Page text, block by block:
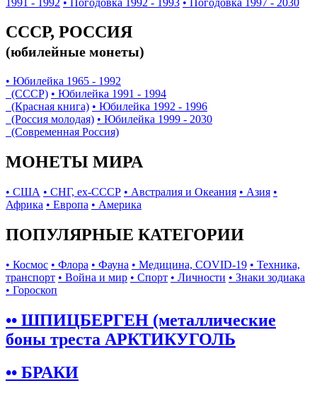
СССР, РОССИЯ
(юбилейные монеты)
• Юбилейка 1965 - 1992
(СССР) • Юбилейка 1991 - 1994
(Красная книга) • Юбилейка 1992 - 1996
(Россия молодая) • Юбилейка 1999 - 2030
(Современная Россия)
МОНЕТЫ МИРА
• США • СНГ, ex-СССР • Австралия и Океания • Азия •
Африка • Европа • Америка
ПОПУЛЯРНЫЕ КАТЕГОРИИ
• Космос • Флора • Фауна • Медицина, COVID-19 • Техника,
транспорт • Война и мир • Спорт • Личности • Знаки зодиака
• Гороскоп
•• ШПИЦБЕРГЕН (металлические
боны треста АРКТИКУГОЛЬ
•• БРАКИ